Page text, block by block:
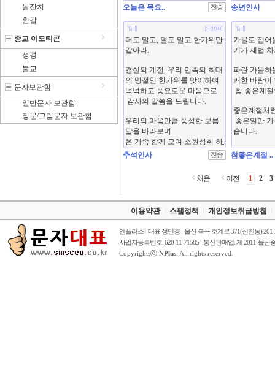
돌잔치
환갑
종교 이모티콘
성경
불교
문자보관함
일반문자 보관함
장문/그림문자 보관함
오늘은 목요.. 송년인사
추석인사 참좋은계절 ..
처음 이전 1 2 3
이용약관 스팸정책 개인정보취급방침
엔플러스 대표 성민경
울산 북구 호계로 371(신천동)
사업자등록번호: 620-11-71585
통신판매업: 제 2011-울산
Copyrightsⓒ NPlus . All rights reserved.